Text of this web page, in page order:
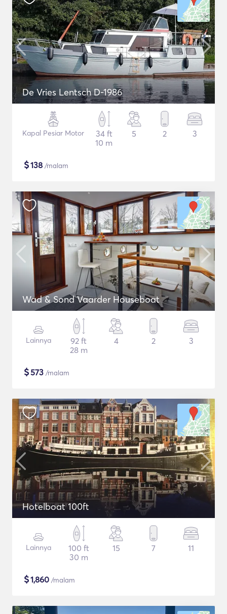
De Vries Lentsch D-1986
Kapal Pesiar Motor
34 ft
10 m
5 2 3
$138 /malam
Wad & Sond Vaarder Houseboat
Lainnya
92 ft
28 m
4 2 3
$573 /malam
Hotelboat 100ft
Lainnya
100 ft
30 m
15 7 11
$1,860 /malam